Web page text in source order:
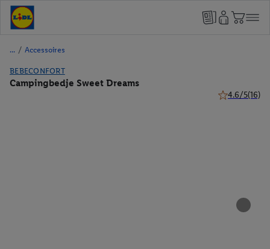
/ Accessoires
BEBECONFORT
Campingbedje Sweet Dreams
4.6/5(16)